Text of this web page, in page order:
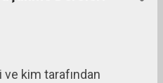
kim tarafından